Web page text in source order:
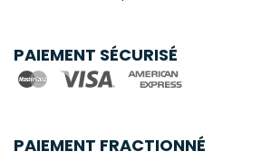
PAIEMENT SÉCURISÉ
PAIEMENT FRACTIONNÉ